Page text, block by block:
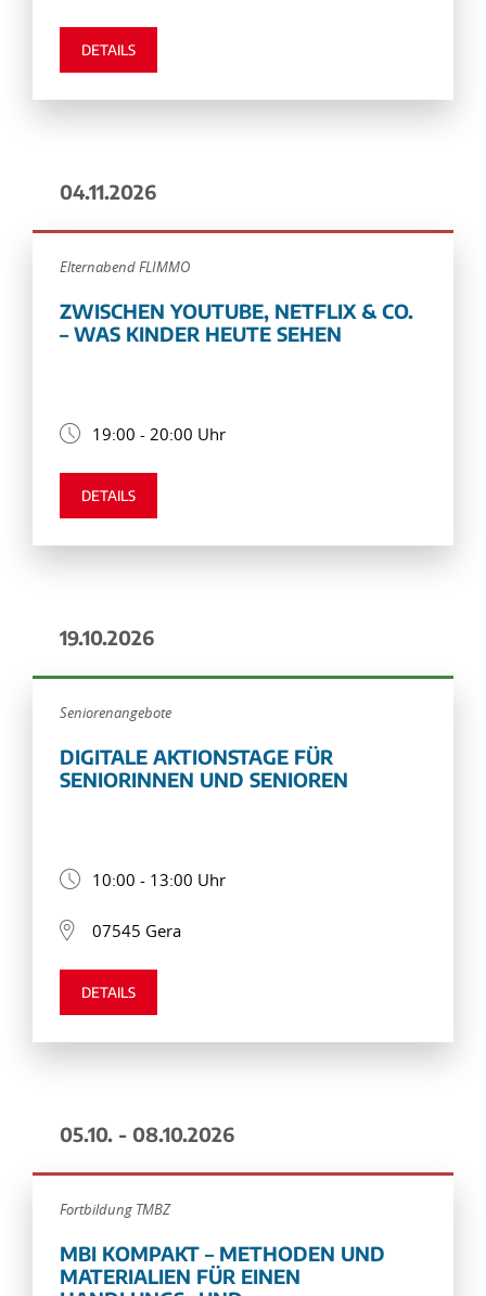
DETAILS
04.11.2026
Elternabend FLIMMO
ZWISCHEN YOUTUBE, NETFLIX & CO.
– WAS KINDER HEUTE SEHEN
19:00 - 20:00 Uhr
DETAILS
19.10.2026
Seniorenangebote
DIGITALE AKTIONSTAGE FÜR
SENIORINNEN UND SENIOREN
10:00 - 13:00 Uhr
07545 Gera
DETAILS
05.10. - 08.10.2026
Fortbildung TMBZ
MBI KOMPAKT – METHODEN UND
MATERIALIEN FÜR EINEN